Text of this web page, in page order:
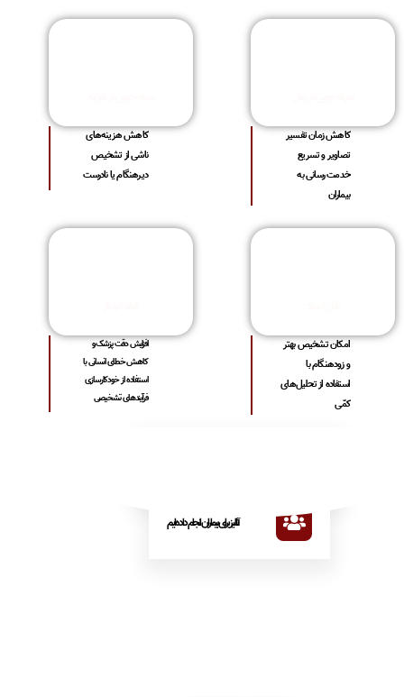
کاهش زمان تفسیر
تصاویر و تسریع
خدمت رسانی به
بیماران
کاهش هزینه‌های
ناشی از تشخیص
دیرهنگام یا نادرست
امکان تشخیص بهتر
و زودهنگام با
استفاده از تحلیل‌های
کمّی
افزایش دقت پزشک و
کاهش خطای انسانی با
استفاده از خودکارسازی
فرآیندهای تشخیصی
آنالیز برای بیماران انجام داده‌ایم